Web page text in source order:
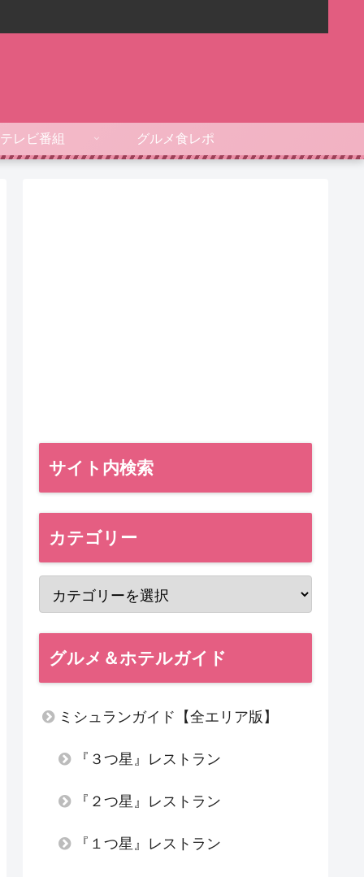
テレビ番組 グルメ食レポ
サイト内検索
カテゴリー
グルメ＆ホテルガイド
ミシュランガイド【全エリア版】
『３つ星』レストラン
『２つ星』レストラン
『１つ星』レストラン